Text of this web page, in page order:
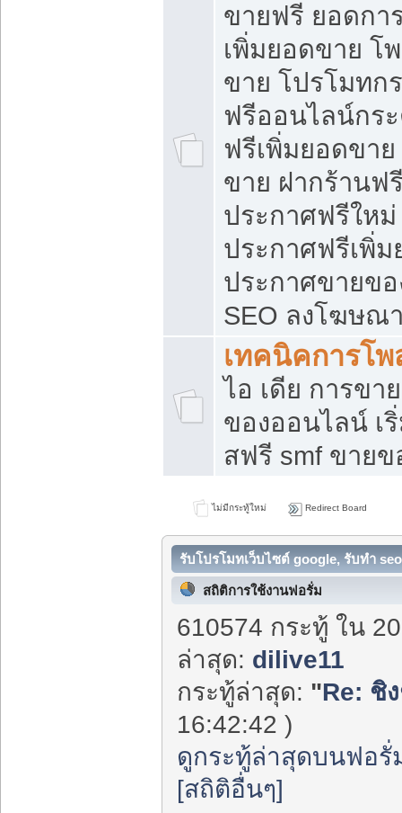
ขายฟรี ยอดกา
เพิ่มยอดขาย โ
ขาย โปรโมทก
ฟรีออนไลน์กร
ฟรีเพิ่มยอดขา
ขาย ฝากร้านฟ
ประกาศฟรีใหม่
ประกาศฟรีเพิ่
ประกาศขายข
SEO ลงโฆษณ
เทคนิคการโ
ไอ เดีย การขา
ของออนไลน์ เ
สฟรี smf ขาย
ไม่มีกระทู้ใหม่ Redirect Board
รับโปรโมทเว็บไซต์ google, รับทำ
สถิติการใช้งานฟอรั่ม
610574 กระทู้ ใน
ล่าสุด: dilive11
กระทู้ล่าสุด: "Re: ชิ
16:42:42 )
ดูกระทู้ล่าสุดบนฟอรั่
[สถิติอื่นๆ]